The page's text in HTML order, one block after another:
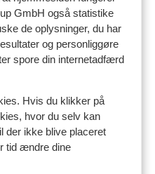
GmbH også statistike
de oplysninger, du har
og personliggøre
spore din internetadfærd
Hvis du klikker på
hvor du selv kan
der ikke blive placeret
tid ændre dine